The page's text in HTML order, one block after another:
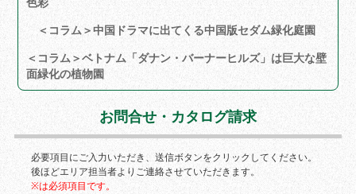
＜コラム＞中国ドラマに出てくる中国版セダム緑化庭園
＜コラム＞ベトナム「ダナン・バーナーヒルズ」は巨大な壁
面緑化の植物園
お問合せ・カタログ請求
必要項目にご入力いただき、送信ボタンをクリックしてください。
後ほどエリア担当者よりご連絡させていただきます。
※は必須項目です。